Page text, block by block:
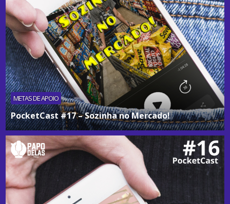
METAS DE APOIO
PocketCast #17 – Sozinha no Mercado!